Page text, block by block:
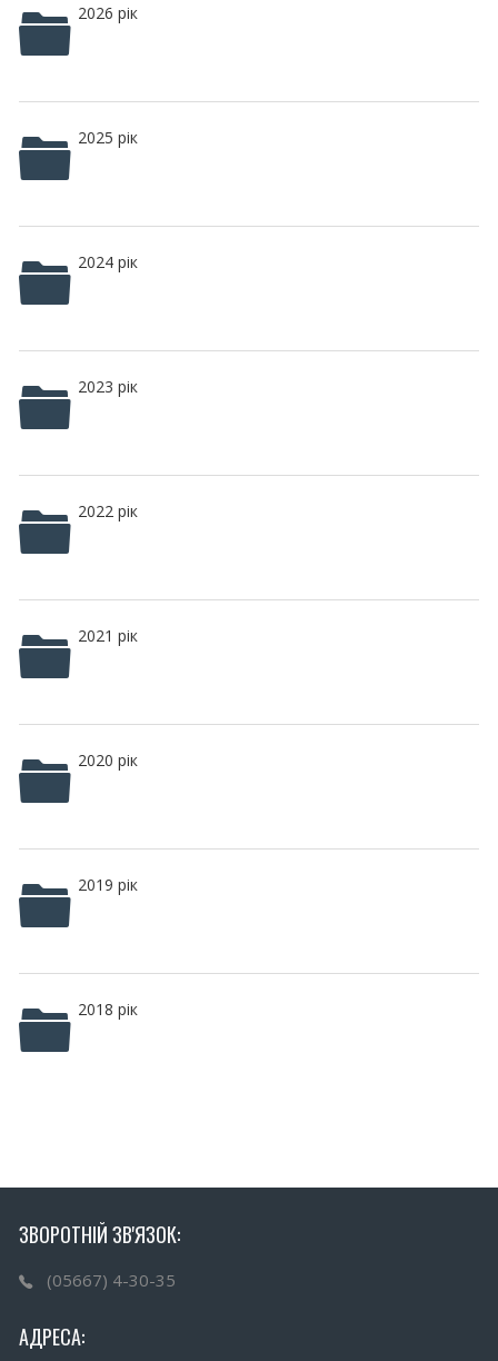
2026 рік
2025 рік
2024 рік
2023 рік
2022 рік
2021 рік
2020 рік
2019 рік
2018 рік
ЗВОРОТНІЙ ЗВ'ЯЗОК:
(05667) 4-30-35
АДРЕСА: